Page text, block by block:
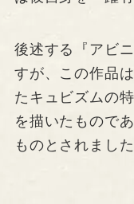
後述する『アビ
すが、この作品
たキュビズムの
を描いたもので
ものとされました